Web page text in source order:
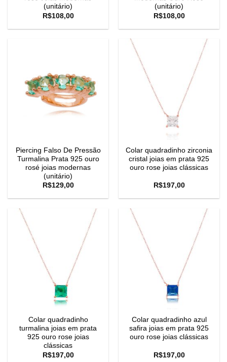
(unitário)
R$108,00
(unitário)
R$108,00
Piercing Falso De Pressão
Turmalina Prata 925 ouro
rosé joias modernas
(unitário)
R$129,00
Colar quadradinho zirconia
cristal joias em prata 925
ouro rose joias clássicas
R$197,00
Colar quadradinho
turmalina joias em prata
925 ouro rose joias
clássicas
R$197,00
Colar quadradinho azul
safira joias em prata 925
ouro rose joias clássicas
R$197,00